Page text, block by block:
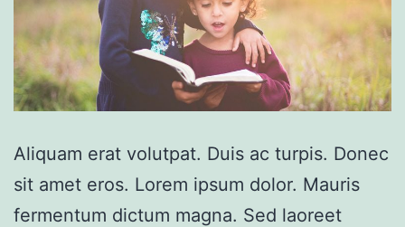
Aliquam erat volutpat. Duis ac turpis. Donec
sit amet eros. Lorem ipsum dolor. Mauris
fermentum dictum magna. Sed laoreet